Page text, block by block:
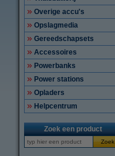
Overige accu's
Opslagmedia
Gereedschapsets
Accessoires
Powerbanks
Power stations
Opladers
Helpcentrum
Zoek een product
Zoek